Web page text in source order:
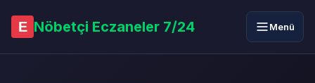
E Nöbetçi Eczaneler 7/24 Menü